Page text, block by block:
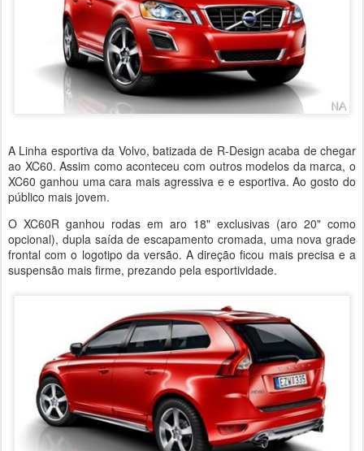
A Linha esportiva da Volvo, batizada de R-Design acaba de chegar
ao XC60. Assim como aconteceu com outros modelos da marca, o
XC60 ganhou uma cara mais agressiva e e esportiva. Ao gosto do
público mais jovem.
O XC60R ganhou rodas em aro 18" exclusivas (aro 20" como
opcional), dupla saída de escapamento cromada, uma nova grade
frontal com o logotipo da versão. A direção ficou mais precisa e a
suspensão mais firme, prezando pela esportividade.